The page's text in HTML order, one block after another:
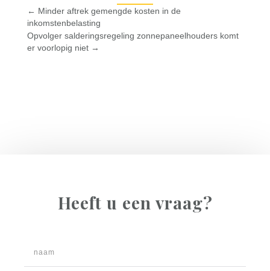
← Minder aftrek gemengde kosten in de
inkomstenbelasting
Opvolger salderingsregeling zonnepaneelhouders komt
er voorlopig niet→
Heeft u een vraag?